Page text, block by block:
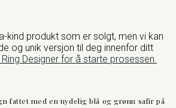
kind produkt som er solgt, men vi kan
og unik versjon til deg innenfor ditt
Ring Designer for å starte prosessen.
fattet med en nydelig blå og grønn safir på